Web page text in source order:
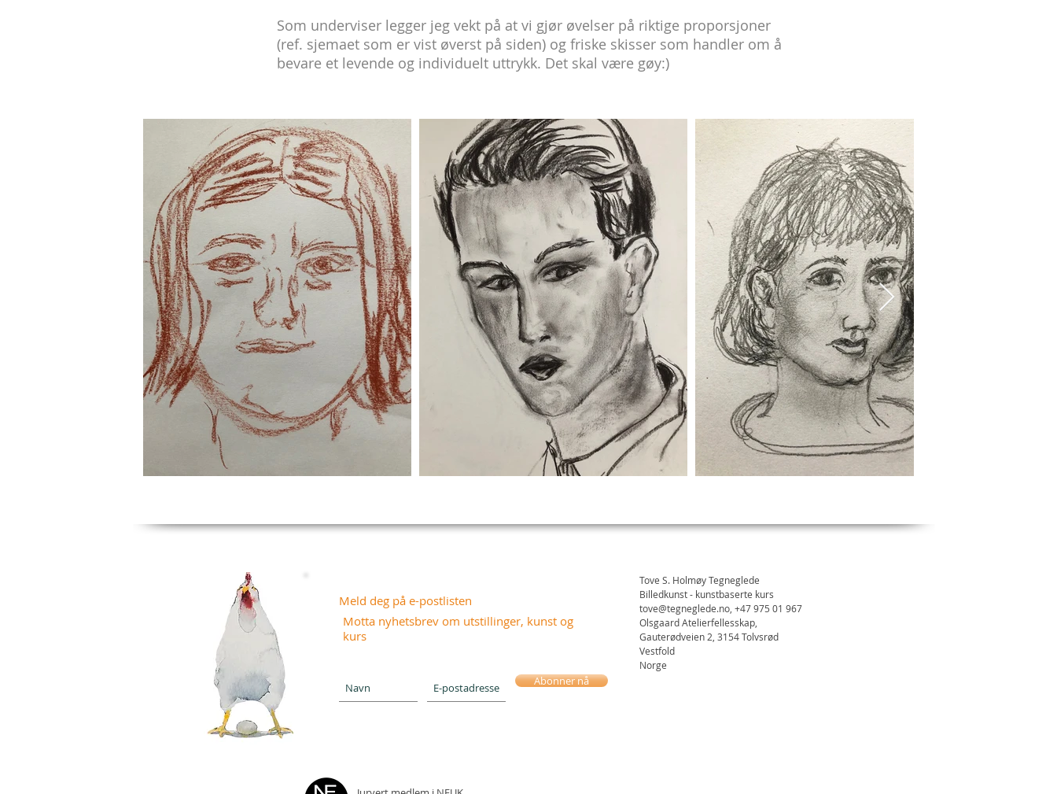
Som underviser legger jeg vekt på at vi gjør øvelser på riktige proporsjoner
(ref. sjemaet som er vist øverst på siden) og friske skisser som handler om å
bevare et levende og individuelt uttrykk. Det skal være gøy:)
Meld deg på e-postlisten
Motta nyhetsbrev om utstillinger, kunst og
kurs
Abonner nå
Tove S. Holmøy Tegneglede
Billedkunst - kunstbaserte kurs
tove@tegneglede.no , +47 975 01 967
Olsgaard Atelierfellesskap,
Gauterødveien 2, 3154 Tolvsrød
Vestfold
Norge